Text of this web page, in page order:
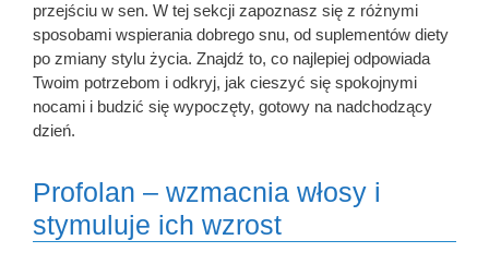
przejściu w sen. W tej sekcji zapoznasz się z różnymi
sposobami wspierania dobrego snu, od suplementów diety
po zmiany stylu życia. Znajdź to, co najlepiej odpowiada
Twoim potrzebom i odkryj, jak cieszyć się spokojnymi
nocami i budzić się wypoczęty, gotowy na nadchodzący
dzień.
Profolan – wzmacnia włosy i
stymuluje ich wzrost